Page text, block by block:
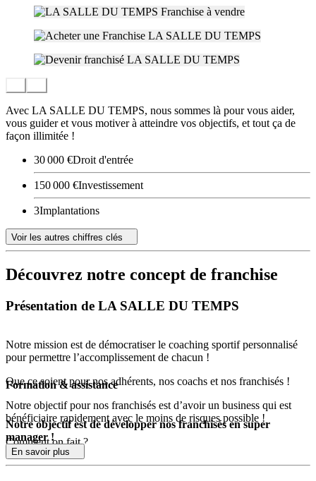
Avec LA SALLE DU TEMPS, nous sommes là pour vous aider,
vous guider et vous motiver à atteindre vos objectifs, et tout ça de
façon illimitée !
30 000 €Droit d'entrée
150 000 €Investissement
3Implantations
Voir les autres chiffres clés
Découvrez notre concept de franchise
Présentation de LA SALLE DU TEMPS
Notre mission est de démocratiser le coaching sportif personnalisé
pour permettre l’accomplissement de chacun !
Que ce soient pour nos adhérents, nos coachs et nos franchisés !
Notre objectif pour nos franchisés est d’avoir un business qui est
bénéficiaire rapidement avec le moins de risques possible !
Comment on fait ?
Des coachs performants, formés directement par notre centre
Formation & assistance
Notre objectif est de développer nos franchisés en super
manager !
Un accompagnement pour la création de votre équipe,
En savoir plus